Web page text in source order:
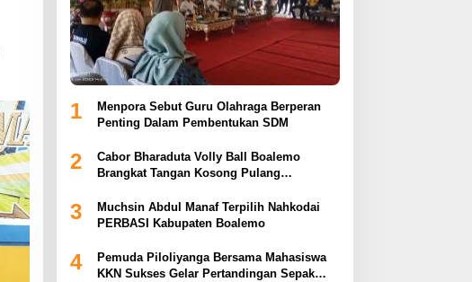
1
Menpora Sebut Guru Olahraga Berperan
Penting Dalam Pembentukan SDM
2
Cabor Bharaduta Volly Ball Boalemo
Brangkat Tangan Kosong Pulang
3
Muchsin Abdul Manaf Terpilih Nahkodai
PERBASI Kabupaten Boalemo
4
Pemuda Piloliyanga Bersama Mahasiswa
KKN Sukses Gelar Pertandingan Sepak